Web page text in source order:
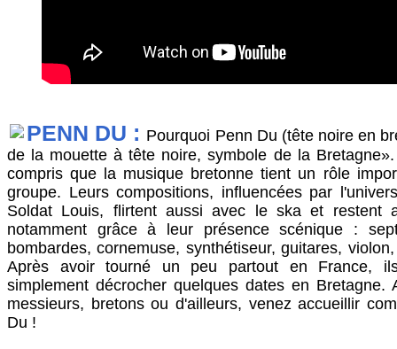
PENN DU : Pourquoi Penn Du (tête noire en
de la mouette à tête noire, symbole de la
compris que la musique bretonne tient un rôle
groupe. Leurs compositions, influencées par
Soldat Louis, flirtent aussi avec le ska et restent
notamment grâce à leur présence scénique :
bombardes, cornemuse, synthétiseur, guitares,
Après avoir tourné un peu partout en France,
simplement décrocher quelques dates en Bretagne.
messieurs, bretons ou d'ailleurs, venez accueillir
Du !